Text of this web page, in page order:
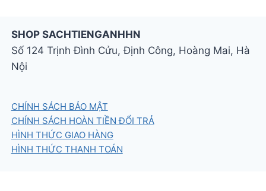
SHOP SACHTIENGANHHN
Số 124 Trịnh Đình Cửu, Định Công, Hoàng Mai, Hà
Nội
CHÍNH SÁCH BẢO MẬT
CHÍNH SÁCH HOÀN TIỀN ĐỔI TRẢ
HÌNH THỨC GIAO HÀNG
HÌNH THỨC THANH TOÁN